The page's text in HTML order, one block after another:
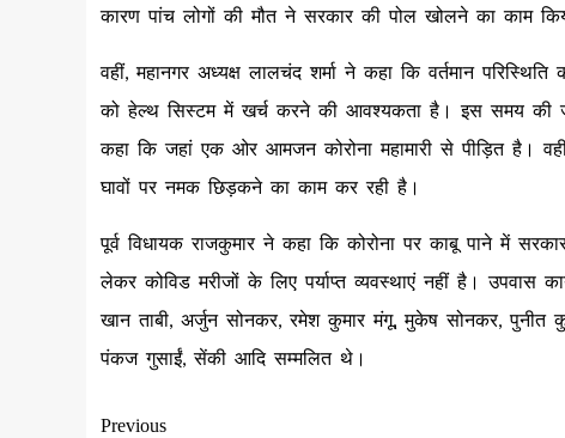
कारण पांच लोगों की मौत ने सरकार की पोल खोलने का काम
वहीं, महानगर अध्यक्ष लालचंद शर्मा ने कहा कि वर्तमान
को हेल्थ सिस्टम में खर्च करने की आवश्यकता है। इस समय की
कहा कि जहां एक ओर आमजन कोरोना महामारी से पीड़ित है।
घावों पर नमक छिड़कने का काम कर रही है।
पूर्व विधायक राजकुमार ने कहा कि कोरोना पर काबू पाने में
लेकर कोविड मरीजों के लिए पर्याप्त व्यवस्थाएं नहीं है। उपवास
खान ताबी, अर्जुन सोनकर, रमेश कुमार मंगू, मुकेष सोनकर, पुनीत
पंकज गुसाईं, सेंकी आदि सम्मलित थे।
Previous